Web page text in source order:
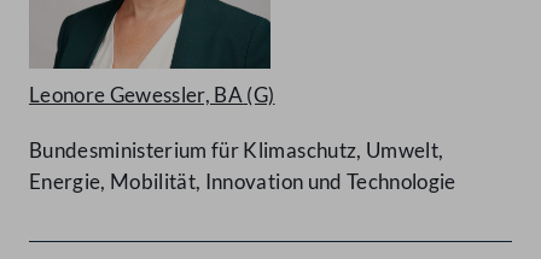
Leonore Gewessler, BA (G)
Bundesministerium für Klimaschutz, Umwelt,
Energie, Mobilität, Innovation und Technologie